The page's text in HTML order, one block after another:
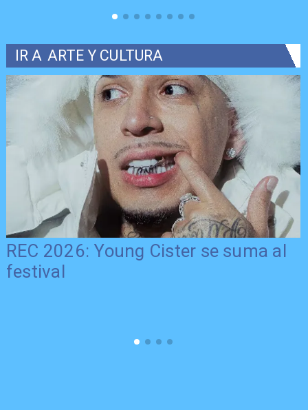
IR A ARTE Y CULTURA
REC 2026: Young Cister se suma al
festival